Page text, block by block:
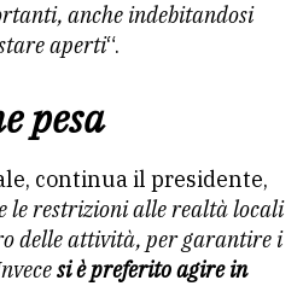
anche indebitandosi
aperti“.
pesa
continua il presidente,
le restrizioni alle realtà locali
delle attività, per garantire i
si è preferito agire in